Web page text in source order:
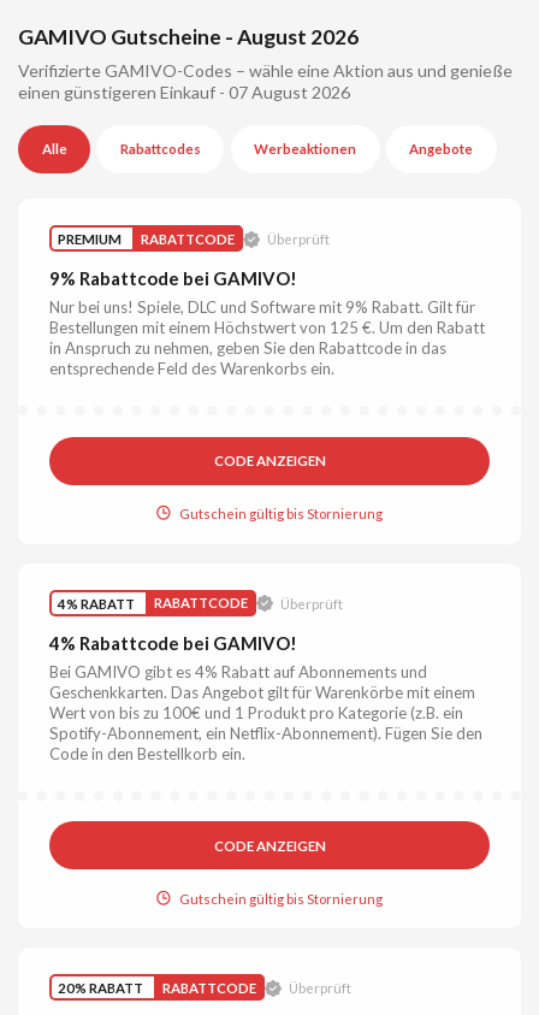
GAMIVO Gutscheine - August 2026
Verifizierte GAMIVO-Codes – wähle eine Aktion aus und genieße
einen günstigeren Einkauf - 07 August 2026
Alle Rabattcodes Werbeaktionen Angebote
PREMIUM RABATTCODE Überprüft
9% Rabattcode bei GAMIVO!
Nur bei uns! Spiele, DLC und Software mit 9% Rabatt. Gilt für
Bestellungen mit einem Höchstwert von 125 €. Um den Rabatt
in Anspruch zu nehmen, geben Sie den Rabattcode in das
entsprechende Feld des Warenkorbs ein.
CODE ANZEIGEN
Gutschein gültig bis Stornierung
4% RABATT RABATTCODE Überprüft
4% Rabattcode bei GAMIVO!
Bei GAMIVO gibt es 4% Rabatt auf Abonnements und
Geschenkkarten. Das Angebot gilt für Warenkörbe mit einem
Wert von bis zu 100€ und 1 Produkt pro Kategorie (z.B. ein
Spotify-Abonnement, ein Netflix-Abonnement). Fügen Sie den
Code in den Bestellkorb ein.
CODE ANZEIGEN
Gutschein gültig bis Stornierung
20% RABATT RABATTCODE Überprüft